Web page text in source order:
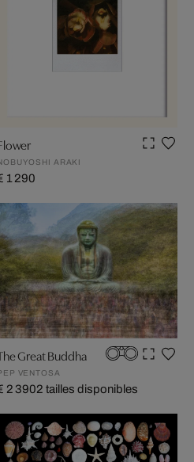
ARAKI
1 290
Great Buddha
VENTOSA
2 3902 tailles disponibles